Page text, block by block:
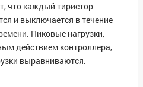
что каждый тиристор
и выключается в течение
Пиковые нагрузки,
действием контроллера,
выравниваются.